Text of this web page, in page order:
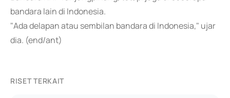
bandara lain di Indonesia.
"Ada delapan atau sembilan bandara di Indonesia," ujar
dia. (end/ant)
RISET TERKAIT